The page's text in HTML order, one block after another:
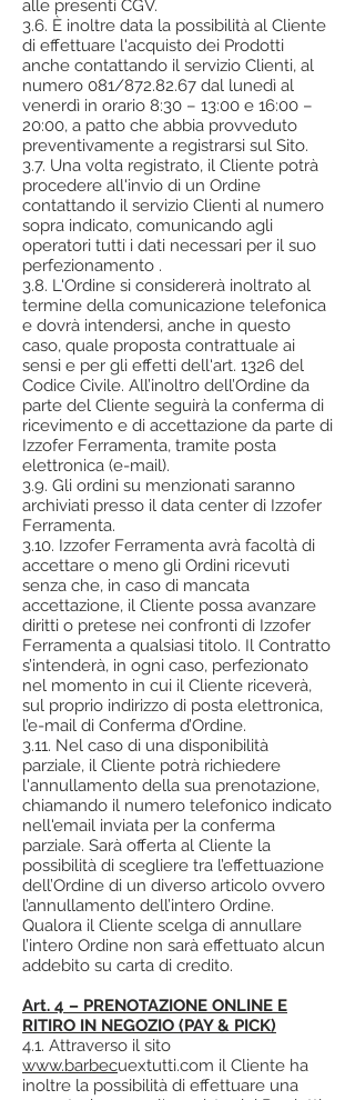
alle presenti CGV.
3.6. È inoltre data la possibilità al Cliente
di effettuare l'acquisto dei Prodotti
anche contattando il servizio Clienti, al
numero 081/872.82.67 dal lunedì al
venerdì in orario 8:30 – 13:00 e 16:00 –
20:00, a patto che abbia provveduto
preventivamente a registrarsi sul Sito.
3.7. Una volta registrato, il Cliente potrà
procedere all'invio di un Ordine
contattando il servizio Clienti al numero
sopra indicato, comunicando agli
operatori tutti i dati necessari per il suo
perfezionamento .
3.8. L'Ordine si considererà inoltrato al
termine della comunicazione telefonica
e dovrà intendersi, anche in questo
caso, quale proposta contrattuale ai
sensi e per gli effetti dell'art. 1326 del
Codice Civile. All’inoltro dell’Ordine da
parte del Cliente seguirà la conferma di
ricevimento e di accettazione da parte di
Izzofer Ferramenta, tramite posta
elettronica (e-mail).
3.9. Gli ordini su menzionati saranno
archiviati presso il data center di Izzofer
Ferramenta.
3.10. Izzofer Ferramenta avrà facoltà di
accettare o meno gli Ordini ricevuti
senza che, in caso di mancata
accettazione, il Cliente possa avanzare
diritti o pretese nei confronti di Izzofer
Ferramenta a qualsiasi titolo. Il Contratto
s’intenderà, in ogni caso, perfezionato
nel momento in cui il Cliente riceverà,
sul proprio indirizzo di posta elettronica,
l’e-mail di Conferma d’Ordine.
3.11. Nel caso di una disponibilità
parziale, il Cliente potrà richiedere
l'annullamento della sua prenotazione,
chiamando il numero telefonico indicato
nell'email inviata per la conferma
parziale. Sarà offerta al Cliente la
possibilità di scegliere tra l’effettuazione
dell’Ordine di un diverso articolo ovvero
l’annullamento dell’intero Ordine.
Qualora il Cliente scelga di annullare
l’intero Ordine non sarà effettuato alcun
addebito su carta di credito.
Art. 4 – PRENOTAZIONE ONLINE E
RITIRO IN NEGOZIO (PAY & PICK)
4.1. Attraverso il sito
www.barbecuextutti.com il Cliente ha
inoltre la possibilità di effettuare una